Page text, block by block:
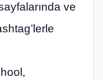
ve